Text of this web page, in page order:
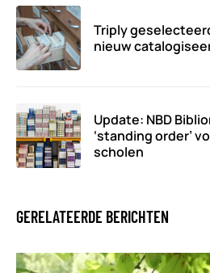
Triply
nieuw
Update: NBD
‘standing order’
scholen
GERELATEERDE BERICHTEN